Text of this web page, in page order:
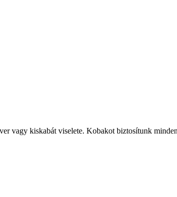
vagy kiskabát viselete. Kobakot biztosítunk